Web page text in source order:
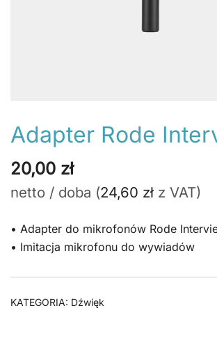
Adapter Rode
20,00 zł
netto / doba (24,60 zł z VAT)
• Adapter do mikrofonów Rode
• Imitacja mikrofonu do wywiadów
KATEGORIA: Dźwięk